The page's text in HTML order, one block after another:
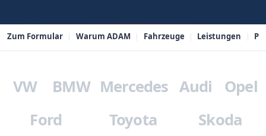
Zum Formular Warum ADAM Fahrzeuge Leistungen
VW BMW Mercedes Audi
Opel
Ford
Toyota Skoda